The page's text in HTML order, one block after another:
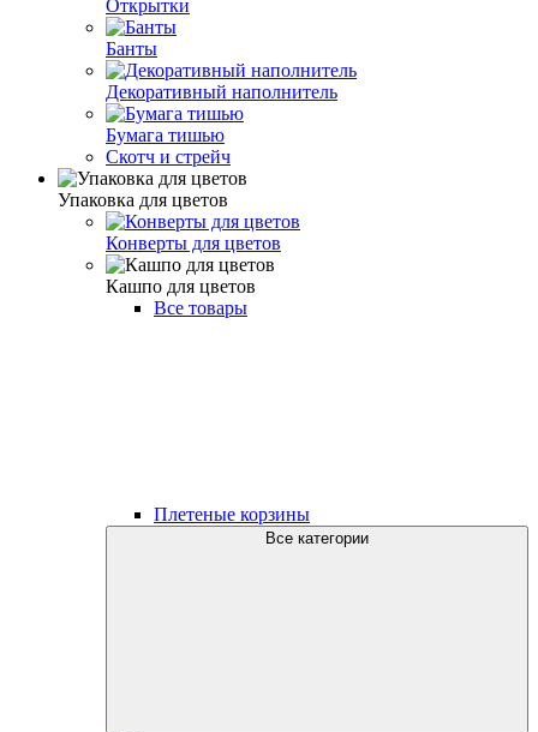
Открытки
Банты
Декоративный наполнитель
Бумага тишью
Скотч и стрейч
Упаковка для цветов
Конверты для цветов
Кашпо для цветов
Все товары
Плетеные корзины
Все категории